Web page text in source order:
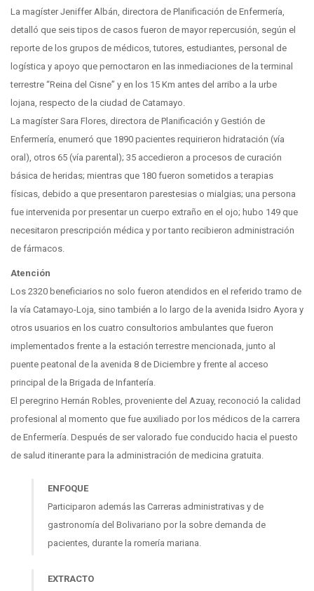
La magíster Jeniffer Albán, directora de Planificación de Enfermería,
detalló que seis tipos de casos fueron de mayor repercusión, según el
reporte de los grupos de médicos, tutores, estudiantes, personal de
logística y apoyo que pernoctaron en las inmediaciones de la terminal
terrestre “Reina del Cisne” y en los 15 Km antes del arribo a la urbe
lojana, respecto de la ciudad de Catamayo.
La magíster Sara Flores, directora de Planificación y Gestión de
Enfermería, enumeró que 1890 pacientes requirieron hidratación (vía
oral), otros 65 (vía parental); 35 accedieron a procesos de curación
básica de heridas; mientras que 180 fueron sometidos a terapias
físicas, debido a que presentaron parestesias o mialgias; una persona
fue intervenida por presentar un cuerpo extraño en el ojo; hubo 149 que
necesitaron prescripción médica y por tanto recibieron administración
de fármacos.
Atención
Los 2320 beneficiarios no solo fueron atendidos en el referido tramo de
la vía Catamayo-Loja, sino también a lo largo de la avenida Isidro Ayora y
otros usuarios en los cuatro consultorios ambulantes que fueron
implementados frente a la estación terrestre mencionada, junto al
puente peatonal de la avenida 8 de Diciembre y frente al acceso
principal de la Brigada de Infantería.
El peregrino Hernán Robles, proveniente del Azuay, reconoció la calidad
profesional al momento que fue auxiliado por los médicos de la carrera
de Enfermería. Después de ser valorado fue conducido hacia el puesto
de salud itinerante para la administración de medicina gratuita.
ENFOQUE
Participaron además las Carreras administrativas y de
gastronomía del Bolivariano por la sobre demanda de
pacientes, durante la romería mariana.
EXTRACTO